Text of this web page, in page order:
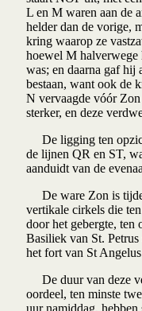
L en M waren aan de
helder dan de vorige,
kring waarop ze
hoewel M halverwege
was; en daarna gaf hij
bestaan, want ook de
N vervaagde vóór
sterker, en deze
De ligging ten
de lijnen QR en ST,
aanduidt van de
De ware Zon is
vertikale cirkels die
door het gebergte, ten
Basiliek van St.
het fort van St
De duur van deze
oordeel, ten minste
uur namiddag,